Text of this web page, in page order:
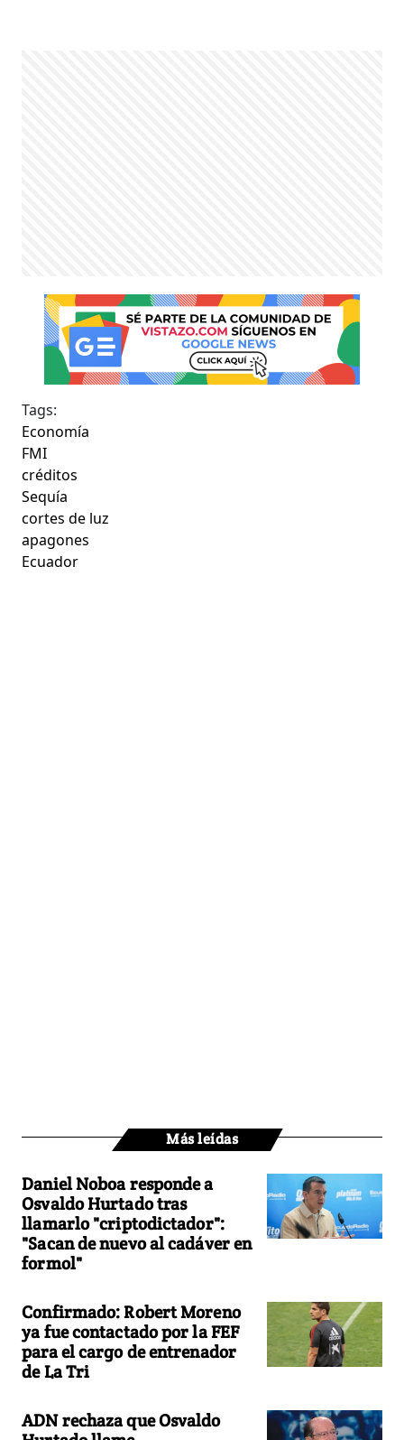
Tags:
Economía
FMI
créditos
Sequía
cortes de luz
apagones
Ecuador
Más leídas
Daniel Noboa responde a
Osvaldo Hurtado tras
llamarlo "criptodictador":
"Sacan de nuevo al cadáver en
formol"
Confirmado: Robert Moreno
ya fue contactado por la FEF
para el cargo de entrenador
de La Tri
ADN rechaza que Osvaldo